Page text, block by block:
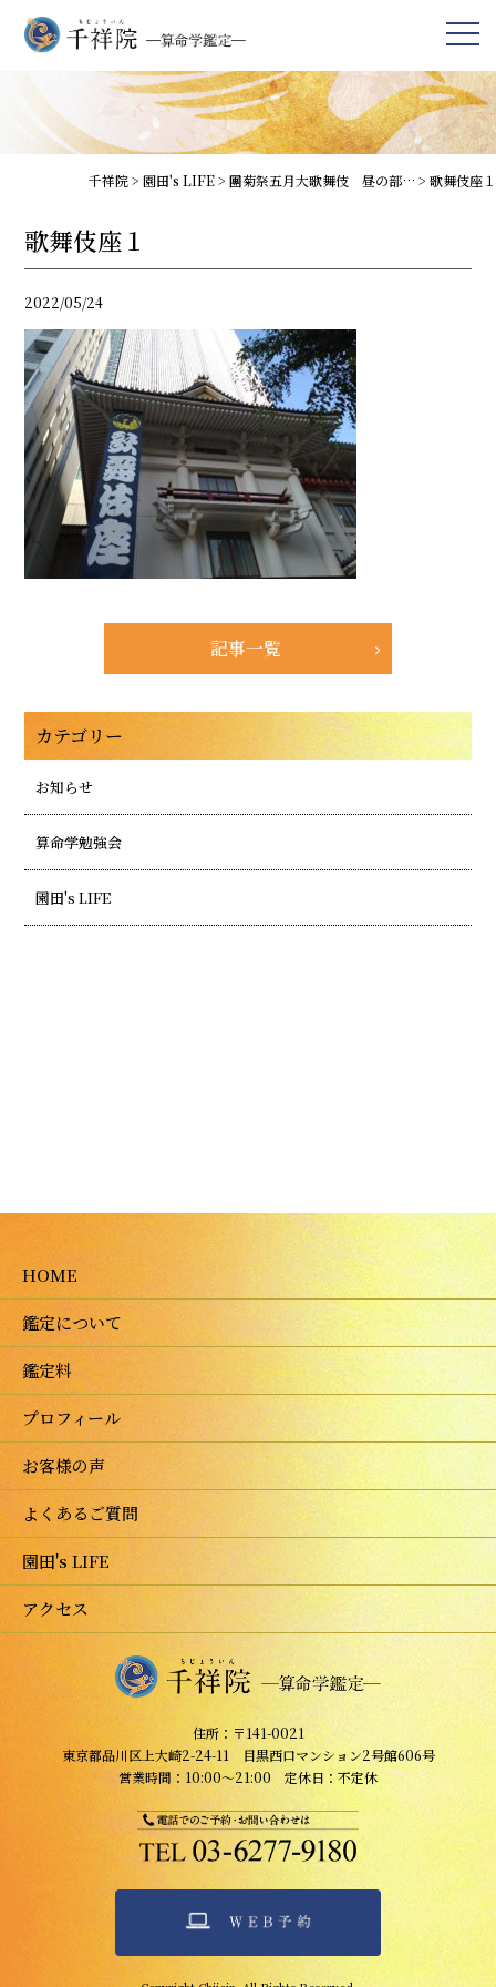
千祥院> 園田's LIFE> 團菊祭五月大歌舞伎 昼の部… > 歌舞伎座１
歌舞伎座１
2022/05/24
記事一覧
カテゴリー
お知らせ
算命学勉強会
園田's LIFE
HOME
鑑定について
鑑定料
プロフィール
お客様の声
よくあるご質問
園田's LIFE
アクセス
住所：〒141-0021
東京都品川区上大崎2-24-11 目黒西口マンション2号館606号
営業時間：10:00～21:00 定休日：不定休